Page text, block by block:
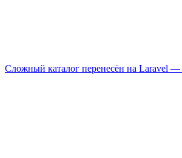
Сложный каталог перенесён на Laravel —